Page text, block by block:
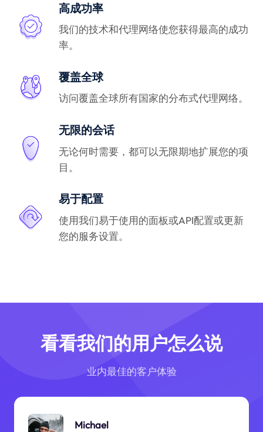
高成功率
我们的技术和代理网络使您获得最高的成功
率。
覆盖全球
访问覆盖全球所有国家的分布式代理网络。
无限的会话
无论何时需要，都可以无限期地扩展您的项
目。
易于配置
使用我们易于使用的面板或API配置或更新
您的服务设置。
看看我们的用户怎么说
业内最佳的客户体验
Michael